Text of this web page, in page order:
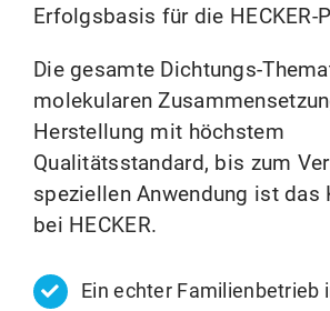
Erfolgsbasis für die HECKER-
Die gesamte Dichtungs-
molekularen
Herstellung mit höchstem
Qualitätsstandard, bis zum
speziellen Anwendung ist das
bei HECKER.
Ein echter Familienbetrieb